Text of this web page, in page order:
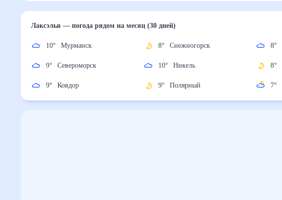
Лаксэльв— погода рядомна месяц (30 дней)
10° Мурманск
9° Североморск
9° Ковдор
8° Снежногорск
10° Никель
9° Полярный
8°
8°
7°